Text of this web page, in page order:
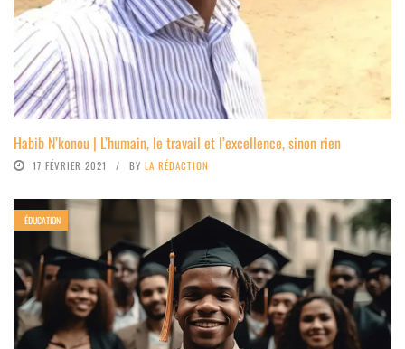
Habib N’konou | L’humain, le travail et l’excellence, sinon rien
17 FÉVRIER 2021 BY LA RÉDACTION
ÉDUCATION